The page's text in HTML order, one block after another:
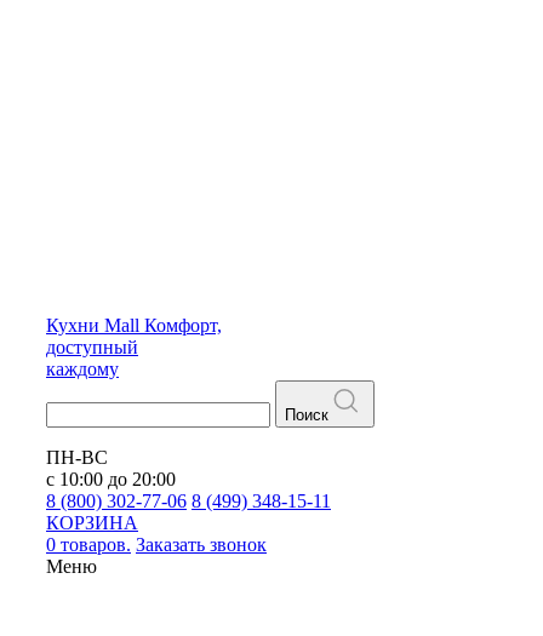
Кухни Mall Комфорт,
доступный
каждому
Поиск
ПН-ВС
с 10:00 до 20:00
8 (800) 302-77-06 8 (499) 348-15-11
КОРЗИНА
0 товаров. Заказать звонок
Меню